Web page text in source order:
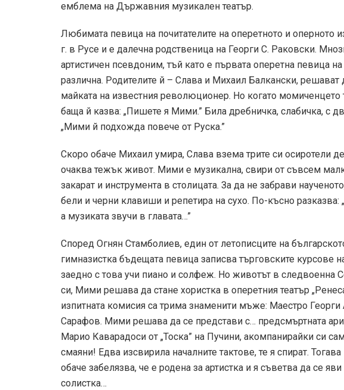
емблема на Държавния музикален театър.
Любимата певица на почитателите на оперетното и оперното
г. в Русе и е далечна родственица на Георги С. Раковски.
артистичен псевдоним, тъй като е първата оперетна певица
различна. Родителите й – Слава и Михаил Балкански, решават
майката на известния революционер. Но когато момиченцето
баща й казва: „Пишете я Мими.” Била дребничка, слабичка, с
„Мими й подхожда повече от Руска.”
Скоро обаче Михаил умира, Слава взема трите си осиротели
очаква тежък живот. Мими е музикална, свири от съвсем
закарат и инструмента в столицата. За да не забрави
бели и черни клавиши и репетира на сухо. По-късно разказва:
а музиката звучи в главата…”
Според Огнян Стамболиев, един от летописците на
гимназистка бъдещата певица записва търговските курсове
заедно с това учи пиано и солфеж. Но животът в следвоенна
си, Мими решава да стане хористка в оперетния театър
изпитната комисия са трима знаменити мъже: Маестро
Сарафов. Мими решава да се представи с… предсмъртната
Марио Каварадоси от „Тоска” на Пучини, акомпанирайки си
смаяни! Едва изсвирила началните тактове, те я спират.
обаче забелязва, че е родена за артистка и я съветва да се
солистка…